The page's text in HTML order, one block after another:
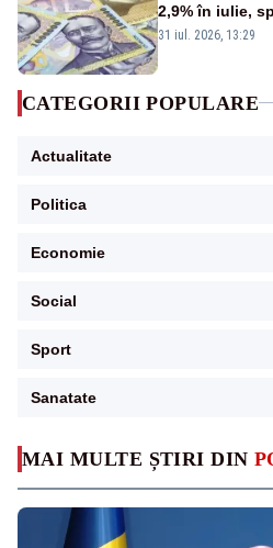
MAI MULTE ȘTIRI DIN
2,9% în iulie,
majoreze
31 iul. 2026, 13:29
CATEGORII POPULARE
Actualitate
Politica
Economie
Social
Sport
Sanatate